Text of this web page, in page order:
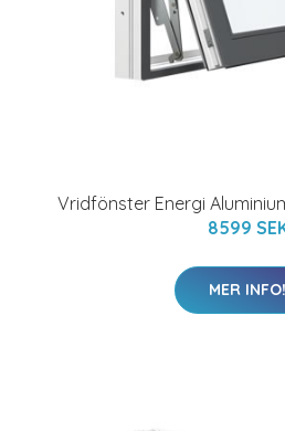
Vridfönster Energi
8599
MER INFO!